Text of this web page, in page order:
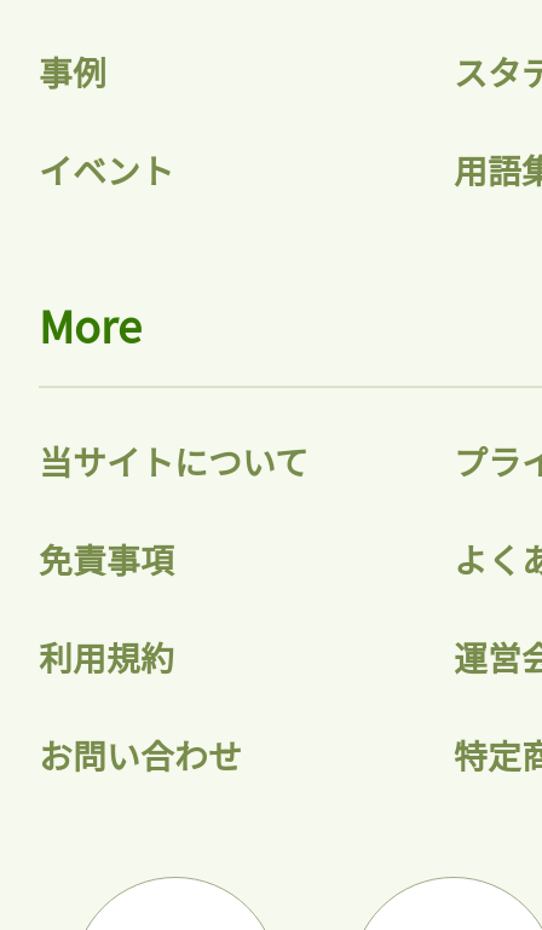
事例 スタ
イベント 用語
More
当サイトについて プラ
免責事項 よく
利用規約 運営
お問い合わせ 特定